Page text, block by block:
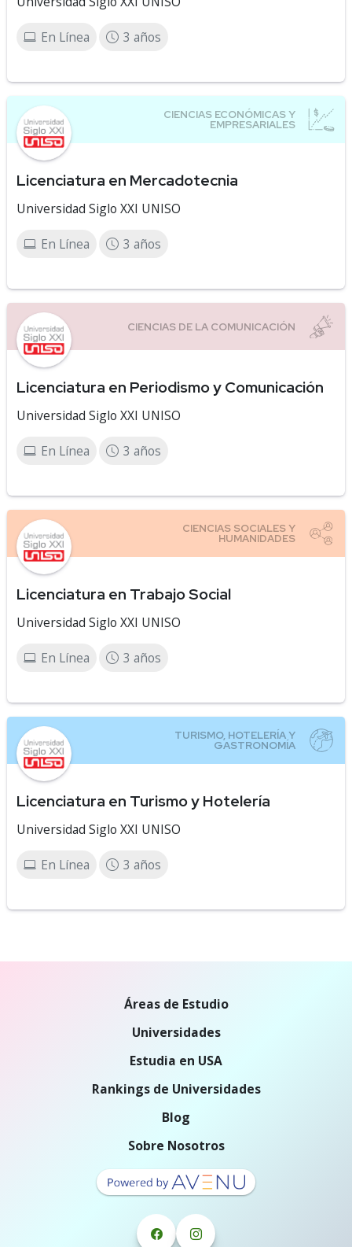
En Línea 3 años
Licenciatura en Mercadotecnia
Universidad Siglo XXI UNISO
En Línea 3 años
Licenciatura en Periodismo y Comunicación
Universidad Siglo XXI UNISO
En Línea 3 años
Licenciatura en Trabajo Social
Universidad Siglo XXI UNISO
En Línea 3 años
Licenciatura en Turismo y Hotelería
Universidad Siglo XXI UNISO
En Línea 3 años
Áreas de Estudio
Universidades
Estudia en USA
Rankings de Universidades
Blog
Sobre Nosotros